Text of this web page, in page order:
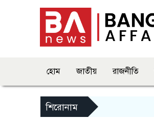
হোম জাতীয় রাজনীতি
শিরোনাম